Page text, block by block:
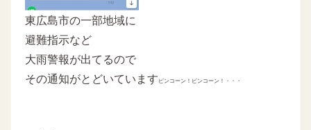
東広島市の一部地域に
避難指示など
大雨警報が出てるので
その通知がとどいています ピンコーン！ピンコーン！・・・